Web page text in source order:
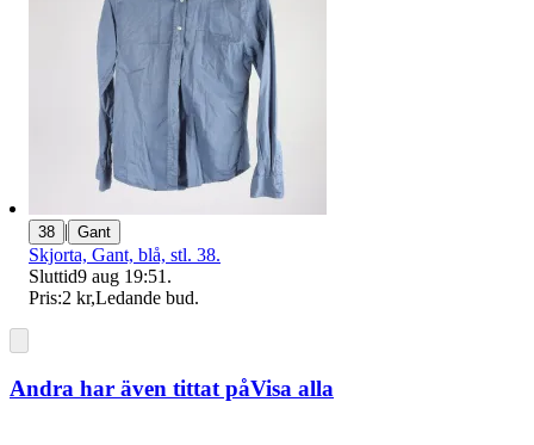
38 | Gant
Skjorta, Gant, blå, stl. 38.
Sluttid9 aug 19:51 .
Pris:2 kr,Ledande bud.
Andra har även tittat påVisa alla